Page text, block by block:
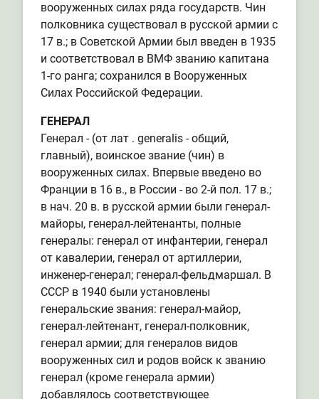
вооруженных силах ряда государств. Чин
полковника существовал в русской армии с
17 в.; в Советской Армии был введен в 1935
и соответствовал в ВМФ званию капитана
1-го ранга; сохранился в Вооруженных
Силах Российской Федерации.
ГЕНЕРАЛ
Генерал - (от лат . generalis - общий,
главный), воинское звание (чин) в
вооруженных силах. Впервые введено во
Франции в 16 в., в России - во 2-й пол. 17 в.;
в нач. 20 в. в русской армии были генерал-
майоры, генерал-лейтенанты, полные
генералы: генерал от инфантерии, генерал
от кавалерии, генерал от артиллерии,
инженер-генерал; генерал-фельдмаршал. В
СССР в 1940 были установлены
генеральские звания: генерал-майор,
генерал-лейтенант, генерал-полковник,
генерал армии; для генералов видов
вооруженных сил и родов войск к званию
генерал (кроме генерала армии)
добавлялось соответствующее